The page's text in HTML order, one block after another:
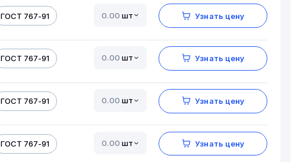
ГОСТ 767-91 шт Узнать цену
ГОСТ 767-91 шт Узнать цену
ГОСТ 767-91 шт Узнать цену
ГОСТ 767-91 шт Узнать цену